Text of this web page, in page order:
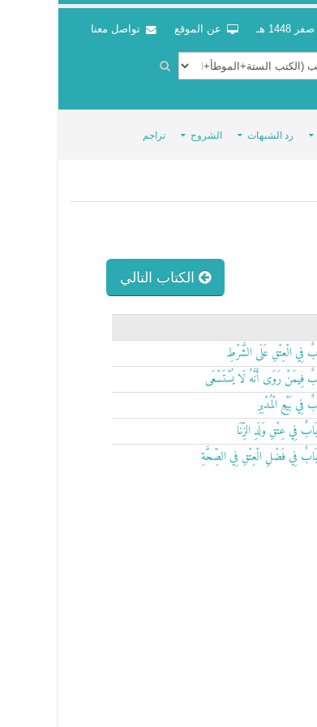
عن الموقع تواصل معنا
رد الشبهات الشروح تراجم
الكتاب التالي
فِي الْعِتْقِ عَلَى الشَّرْطِ
فِيمَنْ رَوَى أَنَّهُ لَا يُسْتَسْعَى
فِي بَيْعِ الْمُدْبِرِ
بَابٌ فِي عِتْقِ وَلَدِ الزِّنَا
بَابٌ فِي فَضْلِ الْعِتْقِ فِي الصِّحَّةِ